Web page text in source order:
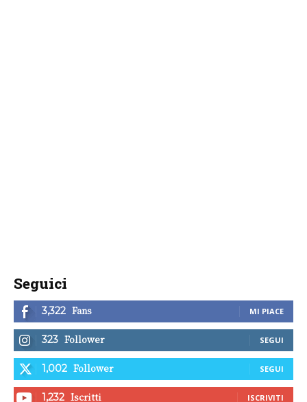
Seguici
3,322 Fans MI PIACE
323 Follower SEGUI
1,002 Follower SEGUI
1,232 Iscritti ISCRIVITI